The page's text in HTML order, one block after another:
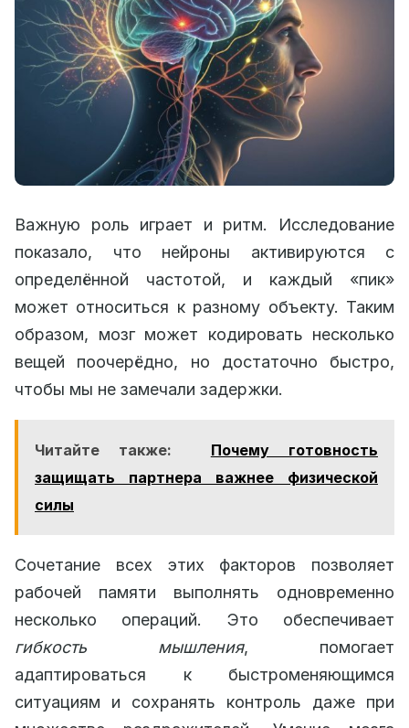
Важную роль играет и ритм. Исследование
показало, что нейроны активируются с
определённой частотой, и каждый «пик»
может относиться к разному объекту. Таким
образом, мозг может кодировать несколько
вещей поочерёдно, но достаточно быстро,
чтобы мы не замечали задержки.
Читайте также:
Почему готовность
защищать партнера важнее физической
силы
Сочетание всех этих факторов позволяет
рабочей памяти выполнять одновременно
несколько операций. Это обеспечивает
гибкость мышления, помогает
адаптироваться к быстроменяющимся
ситуациям и сохранять контроль даже при